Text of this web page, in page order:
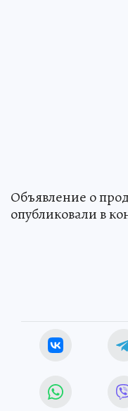
Объявление о
опубликовали в